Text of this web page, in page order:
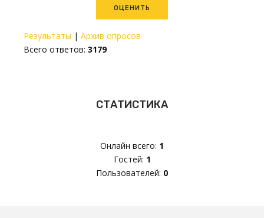
Результаты | Архив опросов
Всего ответов: 3179
СТАТИСТИКА
Онлайн всего: 1
Гостей: 1
Пользователей: 0